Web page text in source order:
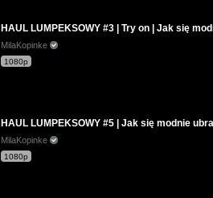
HAUL LUMPEKSOWY #3 | Try on | Jak się
MilaKopinke
1080p
HAUL LUMPEKSOWY #5 | Jak się modnie
MilaKopinke
1080p